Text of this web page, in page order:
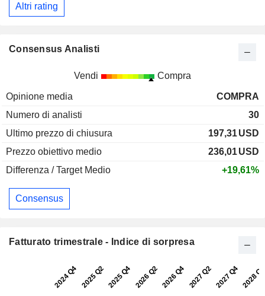
Altri rating
Consensus Analisti
Vendi Compra
Opinione media
COMPRA
Numero di analisti
30
Ultimo prezzo di chiusura
197,31USD
Prezzo obiettivo medio
236,01USD
Differenza / Target Medio
+19,61%
Consensus
Fatturato trimestrale - Indice di sorpresa